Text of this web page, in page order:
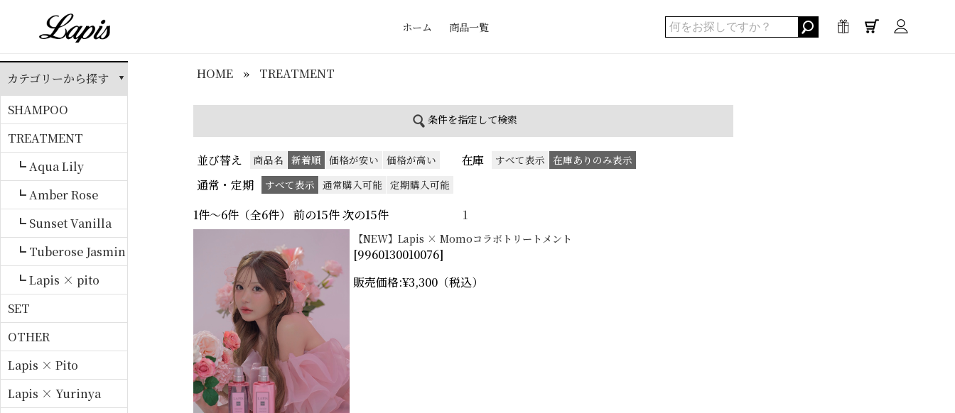
ホーム 商品一覧
カテゴリーから探す
SHAMPOO
TREATMENT
┗ Aqua Lily
┗ Amber Rose
┗ Sunset Vanilla
┗ Tuberose Jasmin
e┗ Lapis × pito
SET
OTHER
Lapis × Pito
Lapis × Yurinya
HOME » TREATMENT
条件を指定して検索
並び替え 商品名 新着順 価格が安い 価格が高い 在庫 すべて表示 在庫ありのみ表示
通常・定期 すべて表示 通常購入可能 定期購入可能
1件～6件（全6件） 前の15件 次の15件 1
【NEW】Lapis × Momoコラボトリートメント
[9960130010076]
販売価格:¥3,300 （税込）